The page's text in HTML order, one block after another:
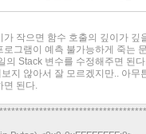
가 작으면 함수 호출의 깊이가 깊
로그램이 예측 불가능하게 죽는
의 Stack 변수를 수정해주면 된
지 않아서 잘 모르겠지만.. 아
면 된다.